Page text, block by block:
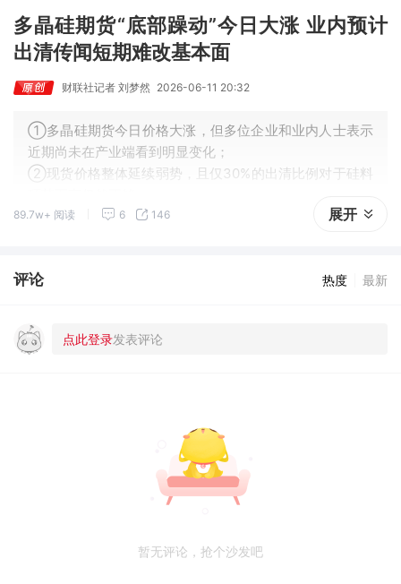
多晶硅期货“底部躁动”今日大涨 业内预计
出清传闻短期难改基本面
财联社记者 刘梦然 2026-06-11 20:32
①多晶硅期货今日价格大涨，但多位企业和业内人士表示
近期尚未在产业端看到明显变化；
②现货价格整体延续弱势，且仅30%的出清比例对于硅料
89.7w+ 阅读 6 146 展开
评论 热度 最新
暂无评论，抢个沙发吧